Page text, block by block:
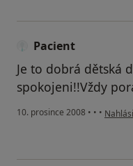
Pacient
Je to dobrá dětská
spokojeni!!Vždy
10. prosince 2008 • • • podle